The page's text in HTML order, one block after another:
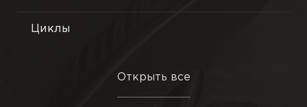
Философская поэзия
Новые стихи
Циклы
Открыть все